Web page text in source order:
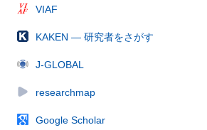
VIAF
KAKEN — 研究者をさがす
J-GLOBAL
researchmap
Google Scholar